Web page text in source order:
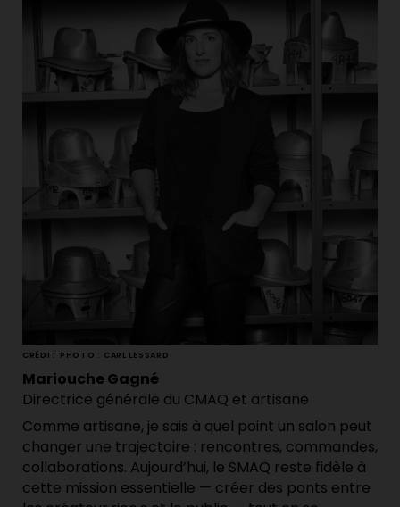
CRÉDIT PHOTO : CARL LESSARD
Mariouche Gagné
Directrice générale du CMAQ et artisane
Comme artisane, je sais à quel point un salon peut
changer une trajectoire : rencontres, commandes,
collaborations. Aujourd’hui, le SMAQ reste fidèle à
cette mission essentielle — créer des ponts entre